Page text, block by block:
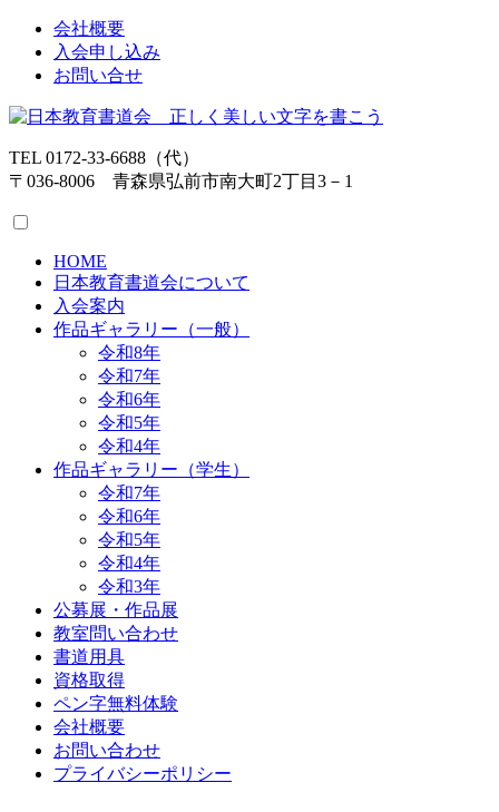
会社概要
入会申し込み
お問い合せ
TEL 0172-33-6688（代）
〒036-8006 青森県弘前市南大町2丁目3－1
HOME
日本教育書道会について
入会案内
作品ギャラリー（一般）
令和8年
令和7年
令和6年
令和5年
令和4年
作品ギャラリー（学生）
令和7年
令和6年
令和5年
令和4年
令和3年
公募展・作品展
教室問い合わせ
書道用具
資格取得
ペン字無料体験
会社概要
お問い合わせ
プライバシーポリシー